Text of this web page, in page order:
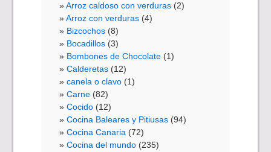
Arroz caldoso con verduras (2)
Arroz con verduras (4)
Bizcochos (8)
Bocadillos (3)
Bombones de Chocolate (1)
Calderetas (12)
canela o clavo (1)
Carne (82)
Cocido (12)
Cocina Baleares y Pitiusas (94)
Cocina Canaria (72)
Cocina del mundo (235)